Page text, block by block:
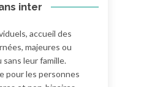
inter
accueil des
majeures ou
sans leur famille.
pour les personnes